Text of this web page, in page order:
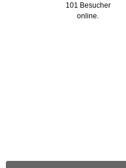
101 Besucher
online.